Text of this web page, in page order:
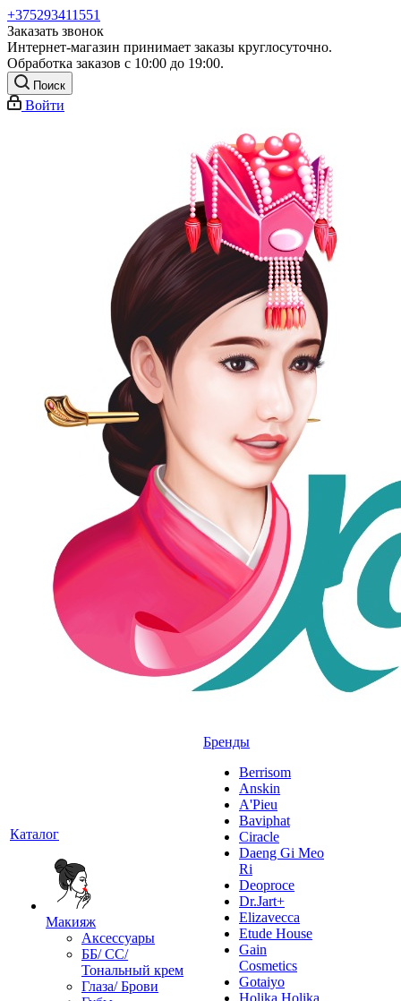
+375293411551
Заказать звонок
Интернет-магазин принимает заказы круглосуточно.
Обработка заказов с 10:00 до 19:00.
Поиск
Войти
Каталог
Макияж
Аксессуары
ББ/ СС/
Тональный крем
Глаза/ Брови
Бренды
Berrisom
Anskin
A'Pieu
Baviphat
Ciracle
Daeng Gi Meo
Ri
Deoproce
Dr.Jart+
Elizavecca
Etude House
Gain
Cosmetics
Gotaiyo
Holika Holika